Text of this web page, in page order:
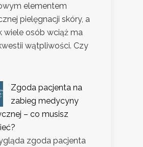
elementem
pielęgnacji skóry, a
wiele osób wciąż ma
wątpliwości. Czy
Zgoda pacjenta na
zabieg medycyny
– co musisz
zgoda pacjenta